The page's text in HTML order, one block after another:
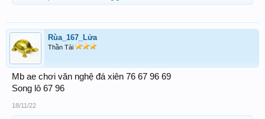
Rùa_167_Lửa
Thần Tài
Mb ae chơi văn nghệ đá xiên 76 67 96 69
Song lô 67 96
18/11/22